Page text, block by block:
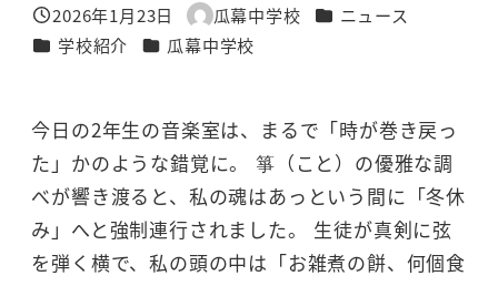
投稿日
2026年1月23日
著
者
瓜幕中学校 カテゴリー
ニュース
カテゴリー
学校紹介 カテゴリー
瓜幕中学校
今日の2年生の音楽室は、まるで「時が巻き戻っ
た」かのような錯覚に。 箏（こと）の優雅な調
べが響き渡ると、私の魂はあっという間に「冬休
み」へと強制連行されました。 生徒が真剣に弦
を弾く横で、私の頭の中は「お雑煮の餅、何個食